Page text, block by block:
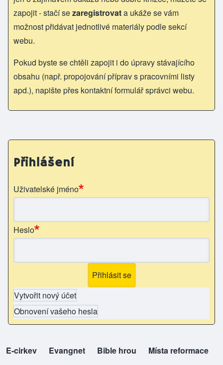
zapojit - stačí sezaregistrovata ukáže se vám
možnost přidávat jednotlivé materiály podle sekcí
webu.
Pokud byste se chtěli zapojit i do úpravy stávajícího
obsahu (např. propojování příprav s pracovními listy
apd.), napište přes kontaktní formulář správci webu.
Přihlášení
Uživatelské jméno
Heslo
Vytvořit nový účet
Obnovení vašeho hesla
top-odkazy
E-cirkev
(opens in new tab)
Evangnet
(opens in new tab)Bible hrou
(opens in new tab)Místa reformace
(opens in new tab)